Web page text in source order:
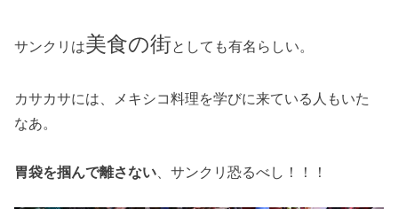
サンクリは美食の街としても有名らしい。
カサカサには、メキシコ料理を学びに来ている人もいた
なあ。
胃袋を掴んで離さない 、サンクリ恐るべし！！！